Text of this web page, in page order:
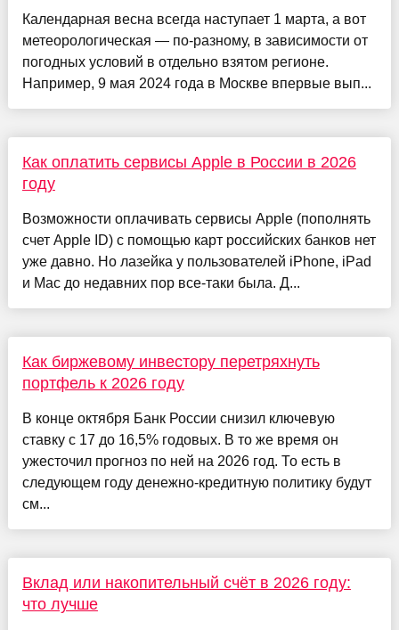
Календарная весна всегда наступает 1 марта, а вот
метеорологическая — по-разному, в зависимости от
погодных условий в отдельно взятом регионе.
Например, 9 мая 2024 года в Москве впервые вып...
Как оплатить сервисы Apple в России в 2026
году
Возможности оплачивать сервисы Apple (пополнять
счет Apple ID) с помощью карт российских банков нет
уже давно. Но лазейка у пользователей iPhone, iPad
и Mac до недавних пор все-таки была. Д...
Как биржевому инвестору перетряхнуть
портфель к 2026 году
В конце октября Банк России снизил ключевую
ставку с 17 до 16,5% годовых. В то же время он
ужесточил прогноз по ней на 2026 год. То есть в
следующем году денежно-кредитную политику будут
см...
Вклад или накопительный счёт в 2026 году:
что лучше